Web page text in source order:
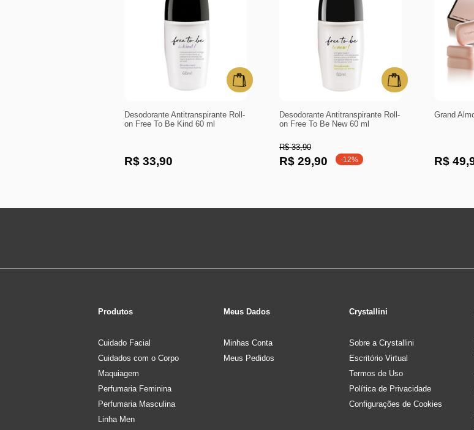
Desodorante Antitranspirante Roll-
on Free To Be Kind 60 ml
R$ 33,90
Desodorante Antitranspirante Roll-
on Free To Be New 60 ml
-12%
R$ 33,90
R$ 29,90
Grand
R$
Produtos
Cuidado Facial
Cuidados com o Corpo
Maquiagem
Perfumaria Feminina
Perfumaria Masculina
Linha Men
Meus Dados
Minhas Conta
Meus Pedidos
Crystallini
Sobre a Crystallini
Escritório Virtual
Termos de Uso
Política de Privacidade
Configurações de Cookies